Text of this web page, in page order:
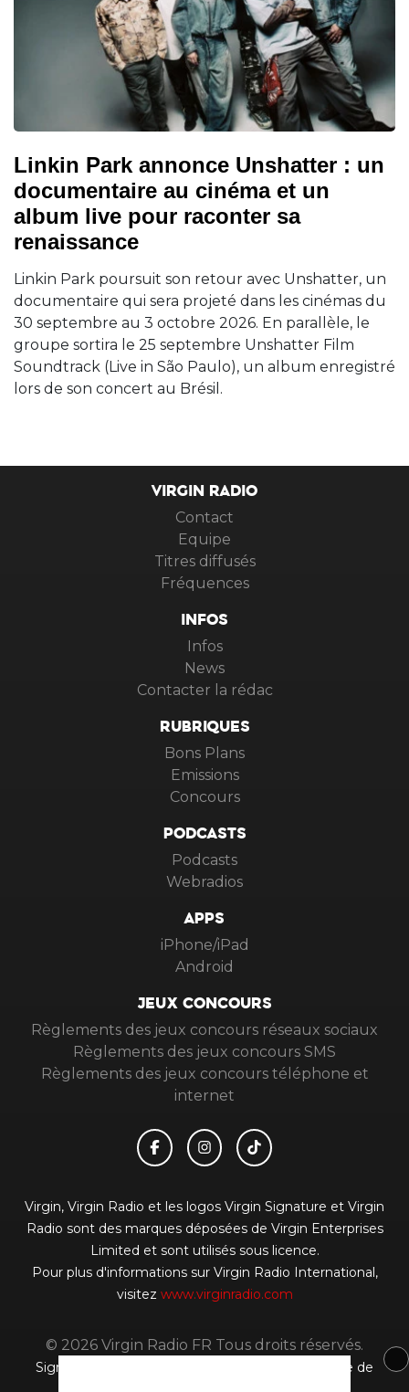
Linkin Park annonce Unshatter : un
documentaire au cinéma et un
album live pour raconter sa
renaissance
Linkin Park poursuit son retour avec Unshatter, un
documentaire qui sera projeté dans les cinémas du
30 septembre au 3 octobre 2026. En parallèle, le
groupe sortira le 25 septembre Unshatter Film
Soundtrack (Live in São Paulo), un album enregistré
lors de son concert au Brésil.
VIRGIN RADIO
Contact
Equipe
Titres diffusés
Fréquences
INFOS
Infos
News
Contacter la rédac
RUBRIQUES
Bons Plans
Emissions
Concours
PODCASTS
Podcasts
Webradios
APPS
iPhone/iPad
Android
JEUX CONCOURS
Règlements des jeux concours réseaux sociaux
Règlements des jeux concours SMS
Règlements des jeux concours téléphone et
internet
Virgin, Virgin Radio et les logos Virgin Signature et Virgin
Radio sont des marques déposées de Virgin Enterprises
Limited et sont utilisés sous licence.
Pour plus d'informations sur Virgin Radio International,
visitez www.virginradio.com
© 2026 Virgin Radio FR Tous droits réservés.
Signaler un contenu
Politique de